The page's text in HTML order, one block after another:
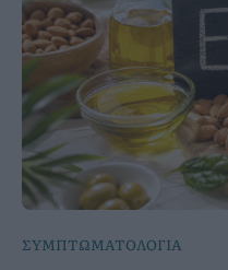
ΣΥΜΠΤΩΜΑΤΟΛΟΓΙΑ